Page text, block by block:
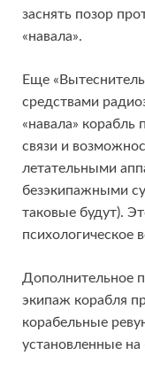
заснять позор
«навала».
Еще
средствами
«навала»
связи и
летательными
безэкипажными
таковые будут).
психологическое
Дополнительное
экипаж корабля
корабельные
установленные на